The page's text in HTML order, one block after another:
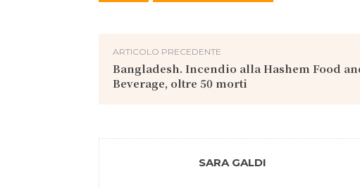
ARTICOLO PRECEDENTE
Bangladesh. Incendio alla Hashem Food
Beverage, oltre 50 morti
SARA GALDI